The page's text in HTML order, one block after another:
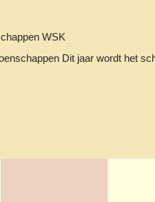
WSK
Dit jaar wordt het